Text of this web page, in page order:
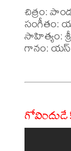
చిత్రం:
సాహిత్యం:
గానం: